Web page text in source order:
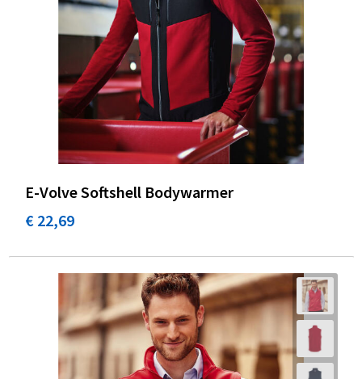
E-Volve Softshell Bodywarmer
€ 22,69